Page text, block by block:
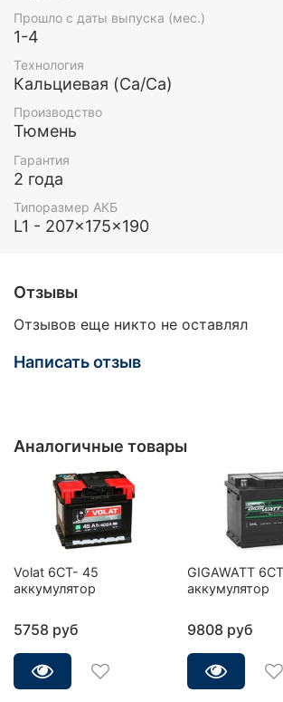
Прошло с даты выпуска (мес.)
1-4
Технология
Кальциевая (Ca/Ca)
Производство
Тюмень
Гарантия
2 года
Типоразмер АКБ
L1 - 207x175x190
Отзывы
Отзывов еще никто не оставлял
Написать отзыв
Аналогичные товары
Volat 6CT- 45
аккумулятор
5758 руб
GIGAWATT
аккумулятор
9808 руб